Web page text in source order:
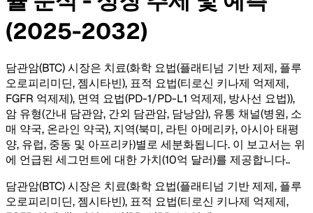
(2025-2032)
담관암(BTC) 시장은 치료(화학 요법(플래티넘 기반 제제, 플루
오로피리미딘, 젬시타빈), 표적 요법(티로신 키나제 억제제,
FGFR 억제제), 면역 요법(PD-1/PD-L1 억제제, 방사선 요법)),
암 유형(간내 담관암, 간외 담관암, 담낭암), 유통 채널(병원, 소
매 약국, 온라인 약국), 지역(북미, 라틴 아메리카, 아시아 태평
양, 유럽, 중동 및 아프리카)별로 세분화됩니다. 이 보고서는 위
에 언급된 세그먼트에 대한 가치(10억 달러)를 제공합니다..
담관암(BTC) 시장은 치료(화학 요법(플래티넘 기반 제제, 플루
오로피리미딘, 젬시타빈), 표적 요법(티로신 키나제 억제제,